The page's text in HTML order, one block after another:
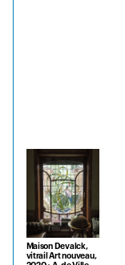
Maison Devalck,
vitrail Art nouveau,